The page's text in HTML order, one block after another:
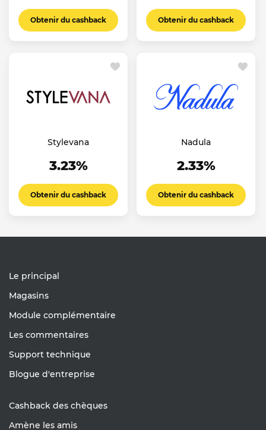
Obtenir du cashback Obtenir du cashback
Stylevana
3.23%
Obtenir du cashback
Nadula
2.33%
Obtenir du cashback
Le principal
Magasins
Module complémentaire
Les commentaires
Support technique
Blogue d'entreprise
Cashback des chèques
Amène les amis